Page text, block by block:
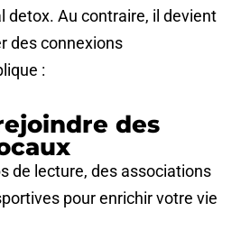
detox. Au contraire, il devient
des connexions
:
des
de lecture, des associations
pour enrichir votre vie